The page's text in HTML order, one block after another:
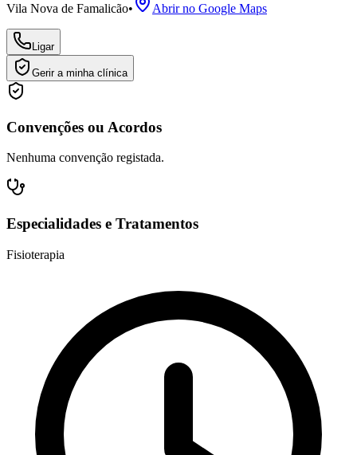
Vila Nova de Famalicão• Abrir no Google Maps
Ligar
Gerir a minha clínica
Convenções ou Acordos
Nenhuma convenção registada.
Especialidades e Tratamentos
Fisioterapia